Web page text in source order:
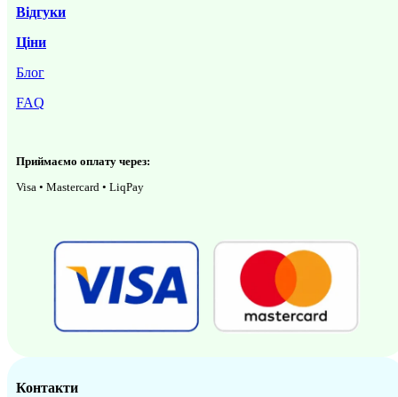
Відгуки
Ціни
Блог
FAQ
Приймаємо оплату через:
Visa • Mastercard • LiqPay
Контакти